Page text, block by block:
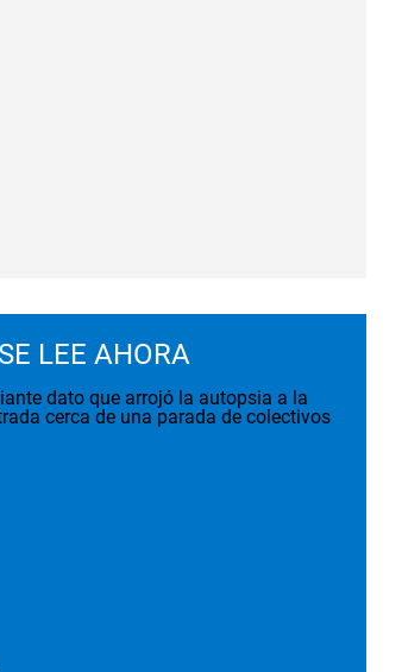
LEE AHORA